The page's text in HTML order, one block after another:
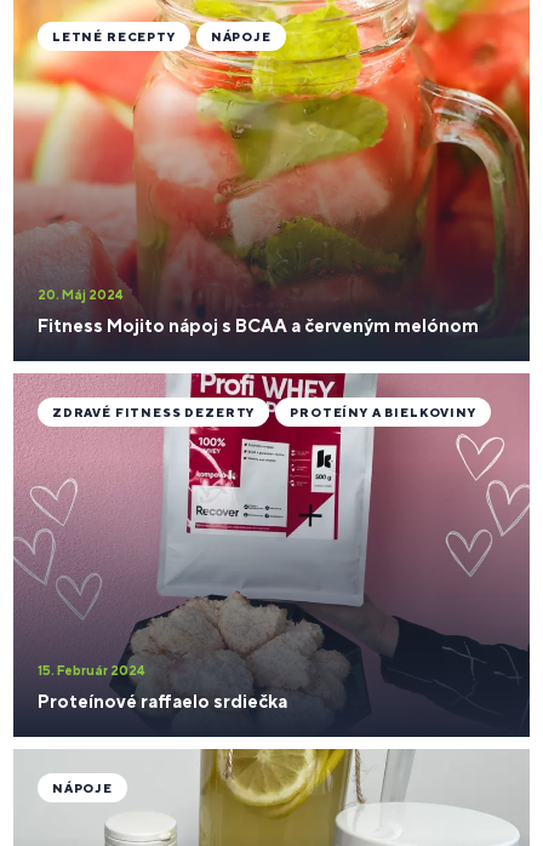
20. Máj 2024
Fitness Mojito nápoj s BCAA a červeným melónom
LETNÉ RECEPTY NÁPOJE
15. Február 2024
Proteínové raffaelo srdiečka
ZDRAVÉ FITNESS DEZERTY PROTEÍNY A BIELKOVINY
NÁPOJE